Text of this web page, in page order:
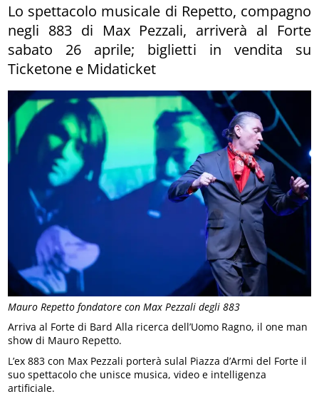
Mauro Repetto fondatore con Max Pezzali degli 883
Lo spettacolo musicale di Repetto, compagno
negli 883 di Max Pezzali, arriverà al Forte
sabato 26 aprile; biglietti in vendita su
Ticketone e Midaticket
Arriva al Forte di Bard Alla ricerca dell’Uomo Ragno, il one man
show di Mauro Repetto.
L’ex 883 con Max Pezzali porterà sulal Piazza d’Armi del Forte il
suo spettacolo che unisce musica, video e intelligenza
artificiale.